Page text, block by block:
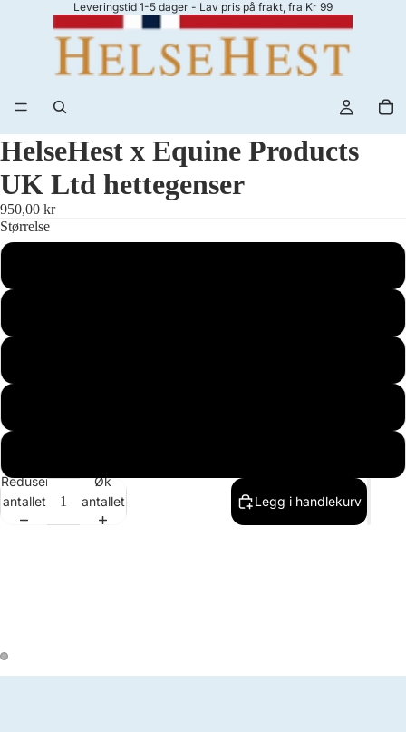
Leveringstid 1-5 dager - Lav pris på frakt, fra Kr 99
HelseHest x Equine Products
UK Ltd hettegenser
950,00 kr
Størrelse
Reduser
antallet
Øk
antallet
Legg i handlekurv